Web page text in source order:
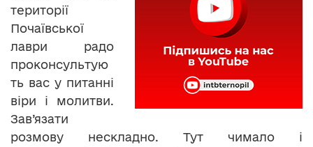
території
Почаївської
лаври радо
проконсультую
ть вас у питанні
віри і молитви.
Зав’язати
розмову нескладно. Тут чимало і